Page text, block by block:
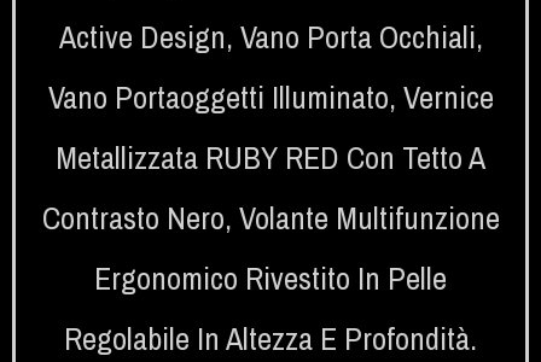
Active Design, Vano Porta Occhiali,
Vano Portaoggetti Illuminato, Vernice
Metallizzata RUBY RED Con Tetto A
Contrasto Nero, Volante Multifunzione
Ergonomico Rivestito In Pelle
Regolabile In Altezza E Profondità.